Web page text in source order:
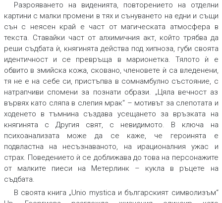
Разрояването на виденията, повторението на отделни
картини с малки промени в тях и сънуването на едни и същи
сън с неясен край е част от магическата атмосфера в
текста. Ставайки част от алхимичния акт, който трябва да
реши съдбата ѝ, княгинята действа под хипноза, губи своята
идентичност и се превръща в марионетка. Тялото ѝ е
обвито в змийска кожа, сковано, членовете ѝ са вледенени,
тя не е на себе си, пристъпва в сомнамбулно състояние, с
натрапчиви спомени за познати образи. „Цяла вечност аз
вървях като сляпа в слепия мрак“ – мотивът за слепотата и
ходенето в тъмнина създава усещането за връзката на
княгинята с Другия свят, с невидимото. В ключа на
психоанализата може да се каже, че героинята е
подвластна на несъзнаваното, на ирационалния ужас и
страх. Поведението ѝ се доближава до това на персонажите
от малките пиеси на Метерлинк – кукла в ръцете на
съдбата.
В своята книга „Unio mystica и българският символизъм“